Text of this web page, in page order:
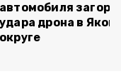
автомобиля
удара дрона в
округе